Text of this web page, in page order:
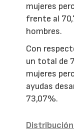
mujeres
frente al
hombres.
Con
un total de
mujeres
ayudas
73,07%.